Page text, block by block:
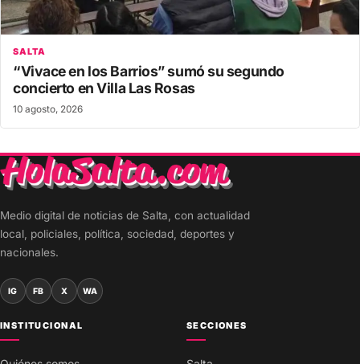
SALTA
“Vivace en los Barrios” sumó su segundo
concierto en Villa Las Rosas
10 agosto, 2026
Medio digital de noticias de Salta, con actualidad
local, policiales, política, sociedad, deportes y
nacionales.
IG FB X WA
INSTITUCIONAL SECCIONES